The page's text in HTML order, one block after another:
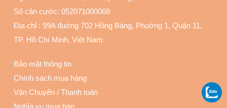
Số căn cước: 052071000068
Địa chỉ : 99A đuờng 702 Hồng Bàng, Phuờng 1, Quận 11,
TP. Hồ Chí Minh, Việt Nam
Bảo mật thông tin
Chính sách mua hàng
Vận Chuyển / Thanh toán
Nghĩa vụ mua bán